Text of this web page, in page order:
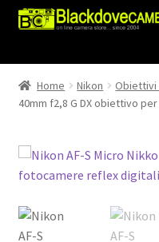
Vai
Vai
Chi siamo
Shop
Spedizioni
Recesso
Home Nikon Obiettivi
40mm f2,8 G DX obiettivo